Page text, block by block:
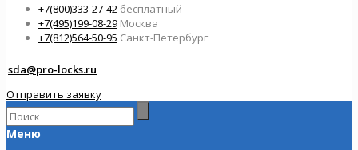
+7(800)333-27-42 бесплатный
+7(495)199-08-29 Москва
+7(812)564-50-95 Санкт-Петербург
sda@pro-locks.ru
Отправить заявку
Меню